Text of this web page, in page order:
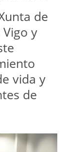
de
y
vida y
de